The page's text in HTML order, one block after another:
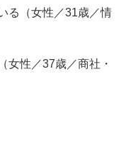
る（女性／31歳／情
女性／37歳／商社・